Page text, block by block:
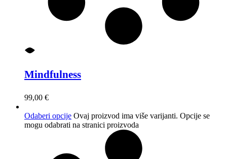
Mindfulness
99,00 €
Odaberi opcije Ovaj proizvod ima više varijanti. Opcije se
mogu odabrati na stranici proizvoda